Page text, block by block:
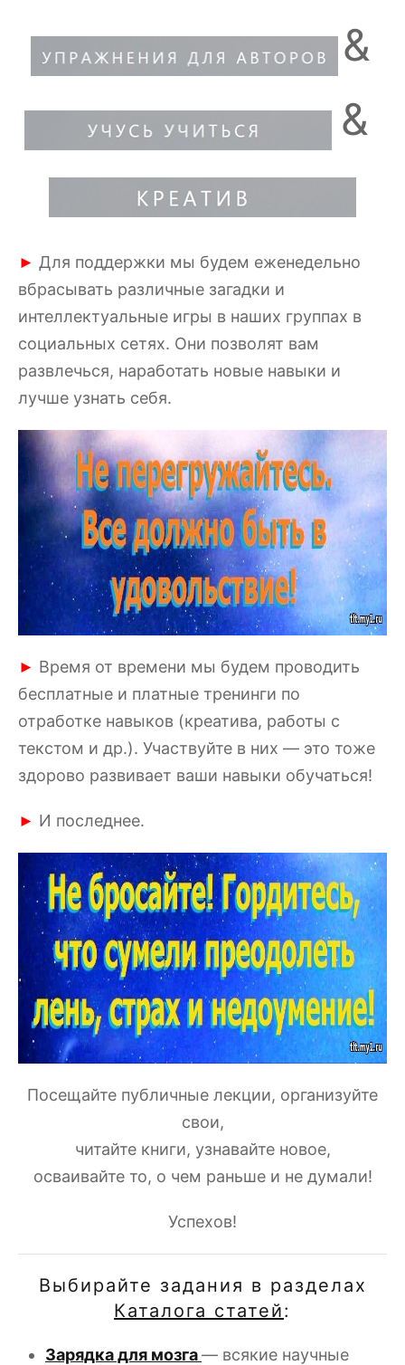
&
&
► Для поддержки мы будем еженедельно
вбрасывать различные загадки и
интеллектуальные игры в наших группах в
социальных сетях. Они позволят вам
развлечься, наработать новые навыки и
лучше узнать себя.
► Время от времени мы будем проводить
бесплатные и платные тренинги по
отработке навыков (креатива, работы с
текстом и др.). Участвуйте в них — это тоже
здорово развивает ваши навыки обучаться!
► И последнее.
Посещайте публичные лекции, организуйте
свои,
читайте книги, узнавайте новое,
осваивайте то, о чем раньше и не думали!
Успехов!
Выбирайте задания в разделах
Каталога статей:
Зарядка для мозга— всякие научные